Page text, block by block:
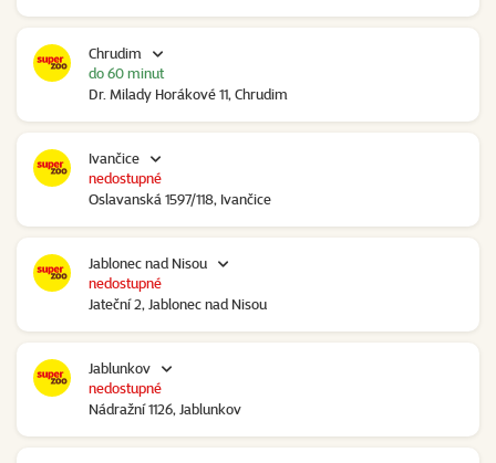
Chrudim
Dr. Milady Horákové 11, Chrudim
do 60 minut
Ivančice
Oslavanská 1597/118, Ivančice
nedostupné
Jablonec nad Nisou
Jateční 2, Jablonec nad Nisou
nedostupné
Jablunkov
Nádražní 1126, Jablunkov
nedostupné